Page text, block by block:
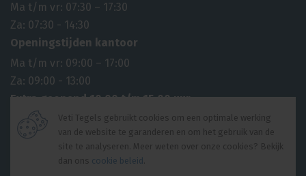
Ma t/m vr: 07:30 – 17:30
Za: 07:30 - 14:30
Openingstijden kantoor
Ma t/m vr: 09:00 – 17:00
Za: 09:00 - 13:00
Extra geopend 10.00 t/m 15.00 uur
6 april 2026 2e paasdag
27 april 2026 Koningsdag
14 mei 2026 Hemelvaartsdag
Veti Tegels gebruikt cookies om een optimale werking
van de website te garanderen en om het gebruik van de
site te analyseren. Meer weten over onze cookies? Bekijk
dan ons cookie beleid